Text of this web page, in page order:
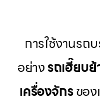
การใช้งานรถ
อย่างรถเฮี๊ยบ
เครื่องจักรของ